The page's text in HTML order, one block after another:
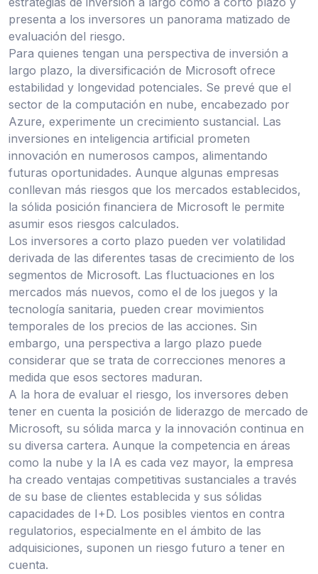
presenta a los inversores un panorama matizado de
evaluación del riesgo.
Para quienes tengan una perspectiva de inversión a
largo plazo, la diversificación de Microsoft ofrece
estabilidad y longevidad potenciales. Se prevé que el
sector de la computación en nube, encabezado por
Azure, experimente un crecimiento sustancial. Las
inversiones en inteligencia artificial prometen
innovación en numerosos campos, alimentando
futuras oportunidades. Aunque algunas empresas
conllevan más riesgos que los mercados establecidos,
la sólida posición financiera de Microsoft le permite
asumir esos riesgos calculados.
Los inversores a corto plazo pueden ver volatilidad
derivada de las diferentes tasas de crecimiento de los
segmentos de Microsoft. Las fluctuaciones en los
mercados más nuevos, como el de los juegos y la
tecnología sanitaria, pueden crear movimientos
temporales de los precios de las acciones. Sin
embargo, una perspectiva a largo plazo puede
considerar que se trata de correcciones menores a
medida que esos sectores maduran.
A la hora de evaluar el riesgo, los inversores deben
tener en cuenta la posición de liderazgo de mercado de
Microsoft, su sólida marca y la innovación continua en
su diversa cartera. Aunque la competencia en áreas
como la nube y la IA es cada vez mayor, la empresa
ha creado ventajas competitivas sustanciales a través
de su base de clientes establecida y sus sólidas
capacidades de I+D. Los posibles vientos en contra
regulatorios, especialmente en el ámbito de las
adquisiciones, suponen un riesgo futuro a tener en
cuenta.